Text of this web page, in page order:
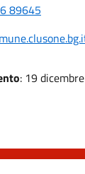
89645
: 19